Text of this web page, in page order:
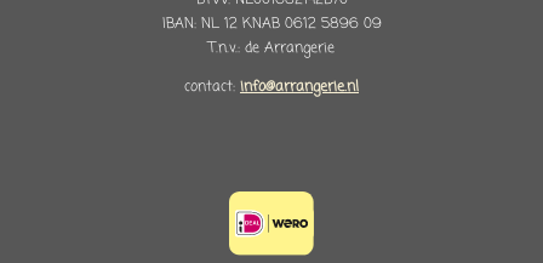
IBAN: NL 12 KNAB 0612 5896 09
T.n.v.: de Arrangerie
contact: info@arrangerie.nl